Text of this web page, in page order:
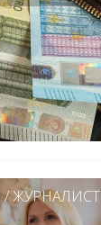
/ЖУРНАЛИСТ